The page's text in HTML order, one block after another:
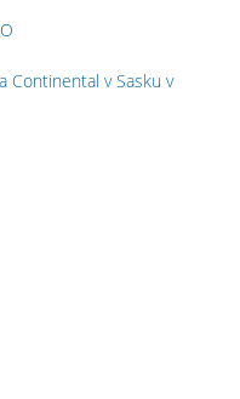
Continental v Sasku v